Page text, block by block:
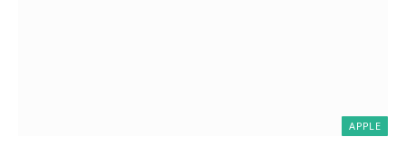
APPLE